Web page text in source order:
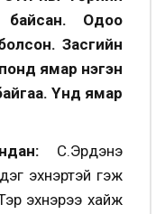
байсан. Одоо
Засгийн
ямар нэгэн
Үүнд ямар
С.Эрдэнэ
эхнэртэй гэж
эхнэрээ хайж